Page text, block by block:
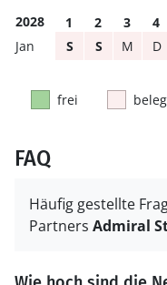
2028 1 2 3 4
S
S M D
frei
FAQ
Häufig gestellte
Partners Admiral